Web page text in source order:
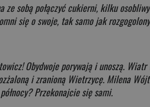
ze sobą połączyć cukierni, kilku
się o swoje, tak samo jak
Obydwoje porywają i unoszą.
i zranioną Wietrzycę. Milena
Przekonajcie się sami.